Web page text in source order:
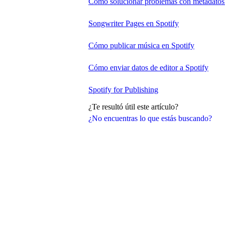
¿No encuentras lo que estás buscando?
Songwriter Pages en Spotify
Cómo publicar música en Spotify
Cómo enviar datos de editor a Spotify
Spotify for Publishing
¿Te resultó útil este artículo?